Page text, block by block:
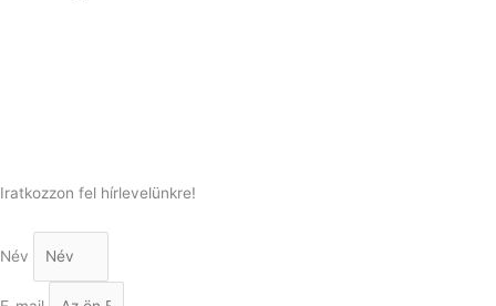
Iratkozzon fel hírlevelünkre!
Név